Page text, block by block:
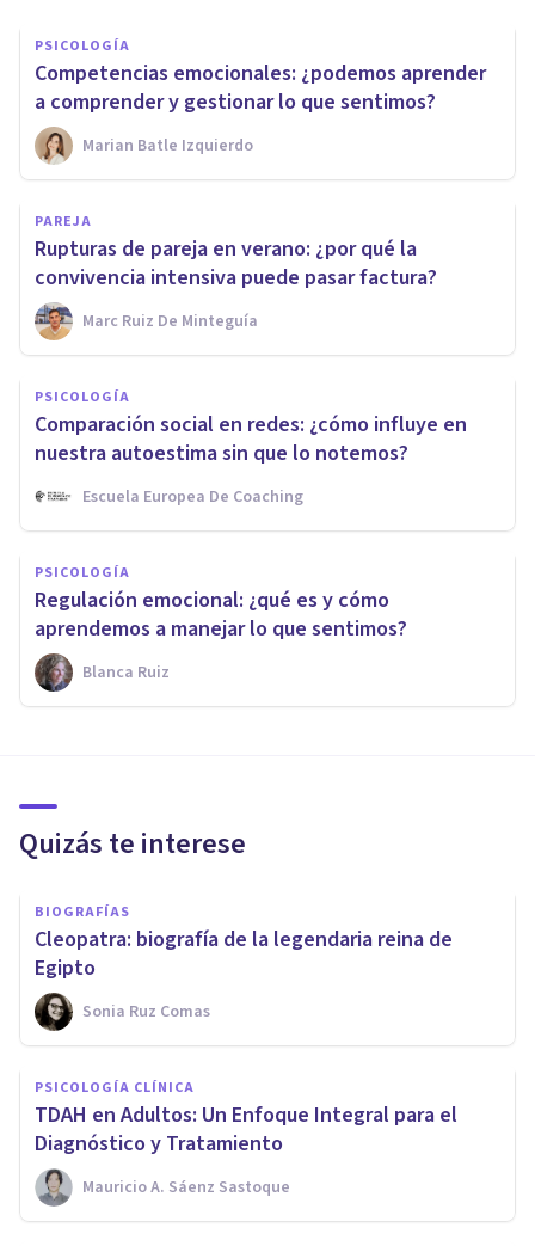
PSICOLOGÍA
Competencias emocionales: ¿podemos aprender
a comprender y gestionar lo que sentimos?
Marian Batle Izquierdo
PAREJA
Rupturas de pareja en verano: ¿por qué la
convivencia intensiva puede pasar factura?
Marc Ruiz De Minteguía
PSICOLOGÍA
Comparación social en redes: ¿cómo influye en
nuestra autoestima sin que lo notemos?
Escuela Europea De Coaching
PSICOLOGÍA
Regulación emocional: ¿qué es y cómo
aprendemos a manejar lo que sentimos?
Blanca Ruiz
Quizás te interese
BIOGRAFÍAS
Cleopatra: biografía de la legendaria reina de
Egipto
Sonia Ruz Comas
PSICOLOGÍA CLÍNICA
TDAH en Adultos: Un Enfoque Integral para el
Diagnóstico y Tratamiento
Mauricio A. Sáenz Sastoque